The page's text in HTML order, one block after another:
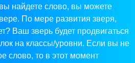
найдете слово, вы можете
По мере развития зверя,
Ваш зверь будет продвигаться
на классы/уровни. Если вы не
слово, то в этот момент